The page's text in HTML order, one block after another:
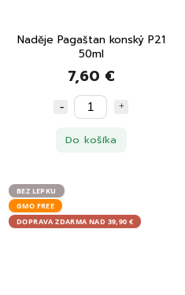
Naděje Pagaštan konský P21
50ml
7,60 €
Do košíka
BEZ LEPKU
GMO FREE
DOPRAVA ZDARMA NAD 39,90 €